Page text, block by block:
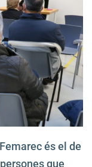
és el de
que